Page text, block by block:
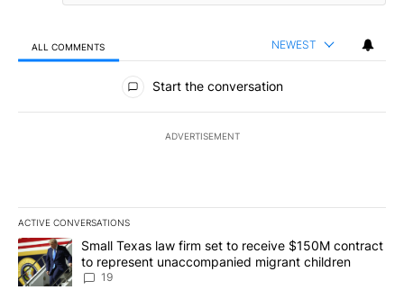
ALL COMMENTS NEWEST
All Comments
Start the conversation
ADVERTISEMENT
ACTIVE CONVERSATIONS
The following is a list of the most commented articles in the last
A trending article titled "Small Texas law firm set to receive
Small Texas law firm set to receive $150M contract
to represent unaccompanied migrant children
19